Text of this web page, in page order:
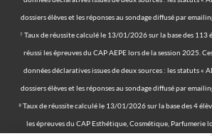
dossiers élèves et les réponses au sondage diffusé par
⁷ Taux de réussite calculé le 13/01/2026 sur la base des 113
réussi les épreuves du CAP AEPE lors de la session 2025.
données déclaratives issues de deux sources : les statuts «
dossiers élèves et les réponses au sondage diffusé par
⁸ Taux de réussite calculé le 13/01/2026 sur la base des 4
les épreuves du CAP Esthétique, Cosmétique, Parfumerie